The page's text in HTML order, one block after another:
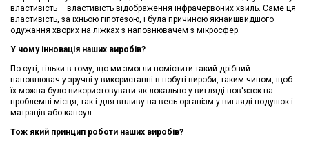
властивість – властивість відображення інфрачервоних хвиль. Саме ця
властивість, за їхньою гіпотезою, і була причиною якнайшвидшого
одужання хворих на ліжках з наповнювачем з мікросфер.
У чому інновація наших виробів?
По суті, тільки в тому, що ми змогли помістити такий дрібний
наповнювач у зручні у використанні в побуті вироби, таким чином, щоб
їх можна було використовувати як локально у вигляді пов'язок на
проблемні місця, так і для впливу на весь організм у вигляді подушок і
матраців або капсул.
Тож який принцип роботи наших виробів?